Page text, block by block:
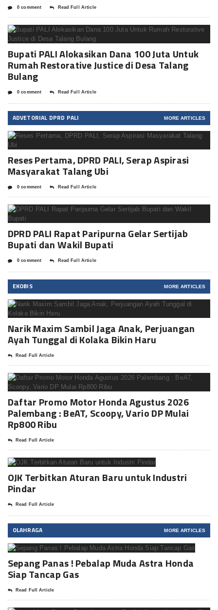
0 comment Read Full Article
Bupati PALI Alokasikan Dana 100 Juta Untuk
Rumah Restorative Justice di Desa Talang
Bulang
0 comment Read Full Article
ADVETORIAL DPRD PALI MORE ARTICLES
Reses Pertama, DPRD PALI, Serap Aspirasi
Masyarakat Talang Ubi
0 comment Read Full Article
DPRD PALI Rapat Paripurna Gelar Sertijab
Bupati dan Wakil Bupati
0 comment Read Full Article
EKOBIS MORE ARTICLES
Narik Maxim Sambil Jaga Anak, Perjuangan
Ayah Tunggal di Kolaka Bikin Haru
Read Full Article
Daftar Promo Motor Honda Agustus 2026
Palembang : BeAT, Scoopy, Vario DP Mulai
Rp800 Ribu
Read Full Article
OJK Terbitkan Aturan Baru untuk Industri
Pindar
Read Full Article
OLAHRAGA MORE ARTICLES
Sepang Panas ! Pebalap Muda Astra Honda
Siap Tancap Gas
Read Full Article